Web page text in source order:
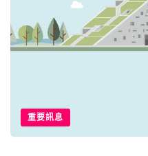
重要訊息